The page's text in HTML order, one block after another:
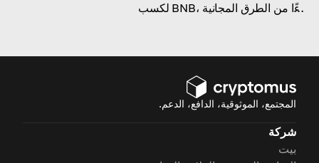
لكسب BNB، بدءًا من الطرق المجانية
المجتمع، الموثوقية، الدافع، الدعم.
شركة
بيت